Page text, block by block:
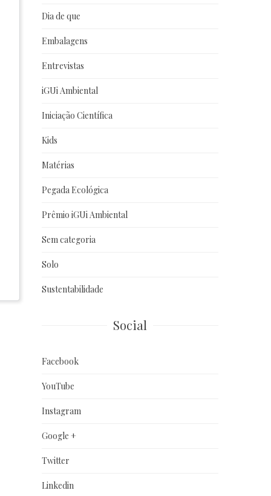
Dia de que
Embalagens
Entrevistas
iGUi Ambiental
Iniciação Científica
Kids
Matérias
Pegada Ecológica
Prêmio iGUi Ambiental
Sem categoria
Solo
Sustentabilidade
Social
Facebook
YouTube
Instagram
Google +
Twitter
Linkedin